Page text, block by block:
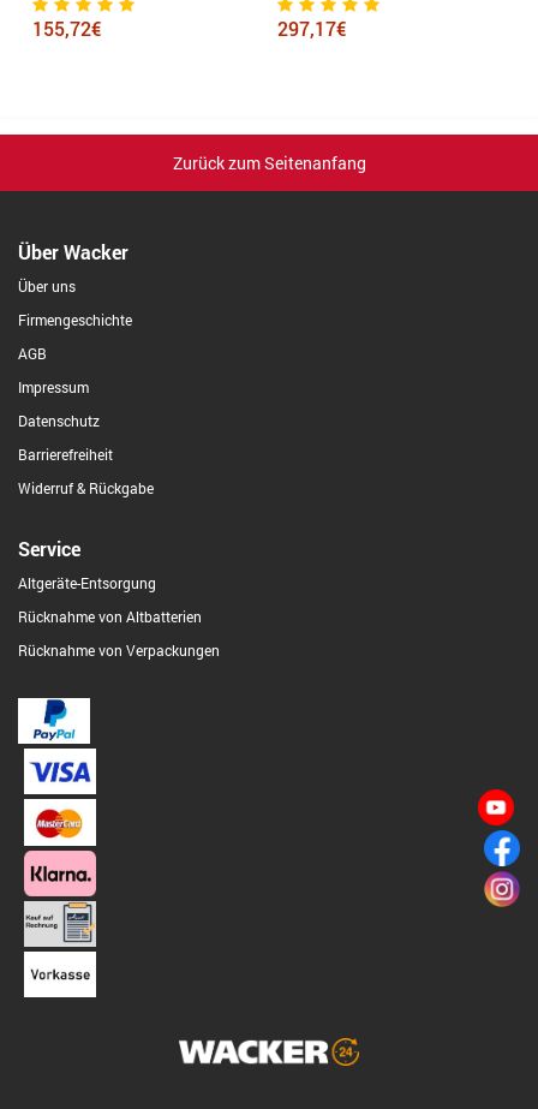
155,72€ 297,17€
Zurück zum Seitenanfang
Über Wacker
Über uns
Firmengeschichte
AGB
Impressum
Datenschutz
Barrierefreiheit
Widerruf & Rückgabe
Service
Altgeräte-Entsorgung
Rücknahme von Altbatterien
Rücknahme von Verpackungen